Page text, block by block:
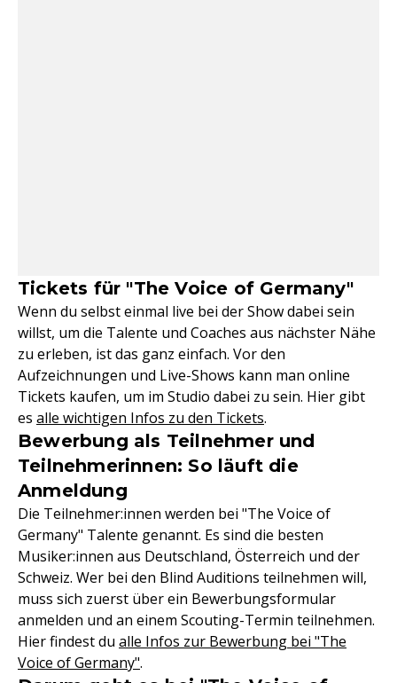
Tickets für "The Voice of Germany"
Wenn du selbst einmal live bei der Show dabei sein
willst, um die Talente und Coaches aus nächster Nähe
zu erleben, ist das ganz einfach. Vor den
Aufzeichnungen und Live-Shows kann man online
Tickets kaufen, um im Studio dabei zu sein. Hier gibt
es alle wichtigen Infos zu den Tickets.
Bewerbung als Teilnehmer und
Teilnehmerinnen: So läuft die
Anmeldung
Die Teilnehmer:innen werden bei "The Voice of
Germany" Talente genannt. Es sind die besten
Musiker:innen aus Deutschland, Österreich und der
Schweiz. Wer bei den Blind Auditions teilnehmen will,
muss sich zuerst über ein Bewerbungsformular
anmelden und an einem Scouting-Termin teilnehmen.
Hier findest du alle Infos zur Bewerbung bei "The
Voice of Germany".